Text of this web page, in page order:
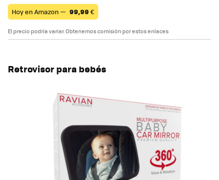
Hoy en Amazon — 99,99 €
El precio podría variar. Obtenemos comisión por estos enlaces
Retrovisor para bebés